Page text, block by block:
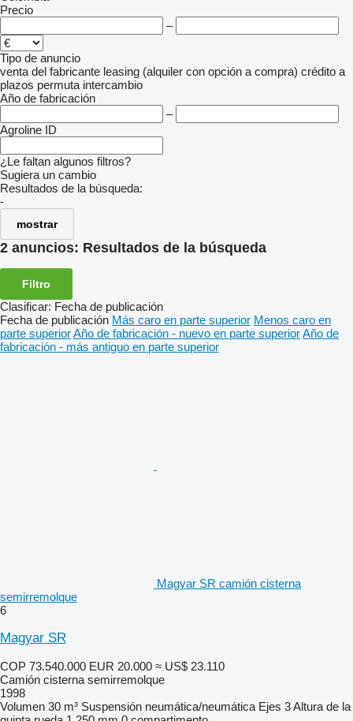
Precio
–
Tipo de anuncio
venta del fabricante leasing (alquiler con opción a compra) crédito a
plazos permuta intercambio
Año de fabricación
–
Agroline ID
¿Le faltan algunos filtros?
Sugiera un cambio
Resultados de la búsqueda:
-
mostrar
2 anuncios: Resultados de la búsqueda
Filtro
Clasificar: Fecha de publicación
Fecha de publicación Más caro en parte superior Menos caro en
parte superiorAño de fabricación - nuevo en parte superiorAño de
fabricación - más antiguo en parte superior
Magyar SR camión cisterna
semirremolque
6
Magyar SR
COP 73.540.000 EUR 20.000 ≈ US$ 23.110
Camión cisterna semirremolque
1998
Volumen 30 m³ Suspensión neumática/neumática Ejes 3Altura de la